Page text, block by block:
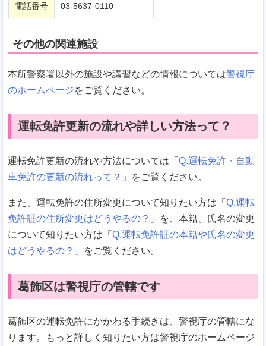
電話番号 03-5637-0110
その他の関連施設
本所警察署以外の施設や講習などの情報については警視庁
のホームページをご覧ください。
運転免許更新の流れや詳しい方法って？
運転免許更新の流れや方法については「 Q.運転免許・自動
車免許の更新の流れって？ 」をご覧ください。
また、運転免許の住所変更について知りたい方は「 Q.運転
免許証の住所変更はどうやるの？ 」を、本籍、氏名の変更
について知りたい方は「 Q.運転免許証の本籍や氏名の変更
はどうやるの？」
をご覧ください。
葛飾区は警視庁の管轄です
葛飾区の運転免許にかかわる手続きは、警視庁の管轄にな
ります。もっと詳しく知りたい方は警視庁のホームページ